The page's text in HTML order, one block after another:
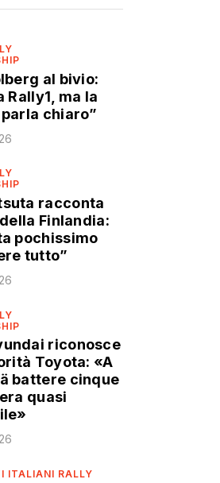
al bivio:
Rally1, ma la
chiaro”
racconta
Finlandia:
pochissimo
tutto”
riconosce
Toyota: «A
battere cinque
quasi
ITALIANI RALLY